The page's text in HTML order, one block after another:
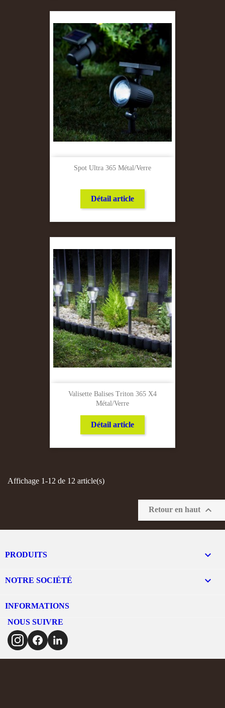
Spot Ultra 365 Métal/verre
Détail article
Valisette Balises Triton 365 X4
Métal/verre
Détail article
Affichage 1-12 de 12 article(s)
Retour en haut 
PRODUITS 
NOTRE SOCIÉTÉ 
INFORMATIONS
NOUS SUIVRE